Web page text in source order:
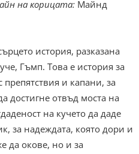
на корицата: Майнд
история, разказана
Гъмп. Това е история за
и капани, за
достигне отвъд моста на
на кучето да даде
за надеждата, която дори и
да окове, но и за